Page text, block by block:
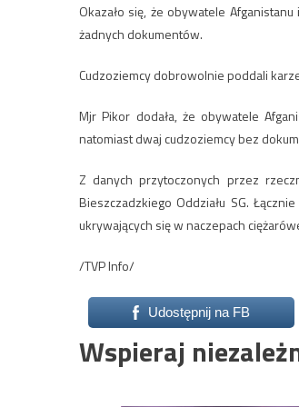
Okazało się, że obywatele
żadnych dokumentów.
Cudzoziemcy dobrowolnie poddali
Mjr Pikor dodała, że obywatele
natomiast dwaj cudzoziemcy bez
Z danych przytoczonych przez
Bieszczadzkiego Oddziału SG.
ukrywających się w naczepach
/TVP Info/
Udostępnij na FB
Wspieraj